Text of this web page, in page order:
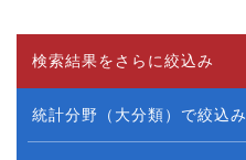
検索結果をさらに絞込み
統計分野（大分類）で絞込み